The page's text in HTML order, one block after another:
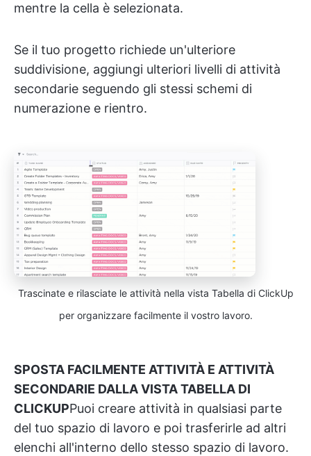
mentre la cella è selezionata.
Se il tuo progetto richiede un'ulteriore
suddivisione, aggiungi ulteriori livelli di attività
secondarie seguendo gli stessi schemi di
numerazione e rientro.
Trascinate e rilasciate le attività nella vista Tabella di ClickUp
per organizzare facilmente il vostro lavoro.
SPOSTA FACILMENTE ATTIVITÀ E ATTIVITÀ
SECONDARIE DALLA VISTA TABELLA DI
CLICKUPPuoi creare attività in qualsiasi parte
del tuo spazio di lavoro e poi trasferirle ad altri
elenchi all'interno dello stesso spazio di lavoro.